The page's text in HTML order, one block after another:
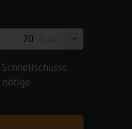
nötige